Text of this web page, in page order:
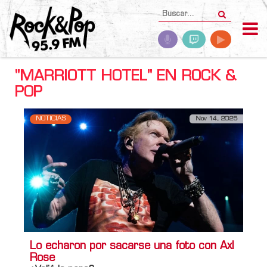
"MARRIOTT HOTEL" EN ROCK &
POP
NOTICIAS Nov 14, 2025
Lo echaron por sacarse una foto con Axl
Rose